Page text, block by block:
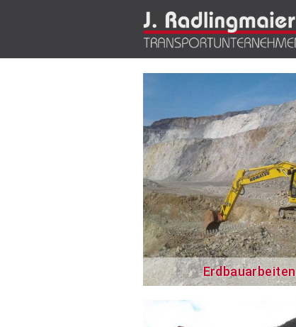
Erdbauarbeiten